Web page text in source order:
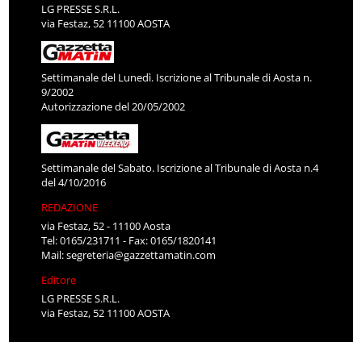
LG PRESSE S.R.L.
via Festaz, 52 11100 AOSTA
Settimanale del Lunedì. Iscrizione al Tribunale di Aosta n.
9/2002
Autorizzazione del 20/05/2002
Settimanale del Sabato. Iscrizione al Tribunale di Aosta n.4
del 4/10/2016
REDAZIONE
via Festaz, 52 - 11100 Aosta
Tel: 0165/231711 - Fax: 0165/1820141
Mail:segreteria@gazzettamatin.com
Editore
LG PRESSE S.R.L.
via Festaz, 52 11100 AOSTA